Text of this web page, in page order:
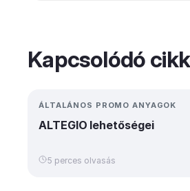
Kapcsolódó
ÁLTALÁNOS PROMO ANYAGOK
ALTEGIO lehetőségei
5 perces olvasás